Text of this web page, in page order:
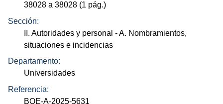
38028 a 38028 (1 pág.)
Sección:
II. Autoridades y personal - A. Nombramientos,
situaciones e incidencias
Departamento:
Universidades
Referencia:
BOE-A-2025-5631